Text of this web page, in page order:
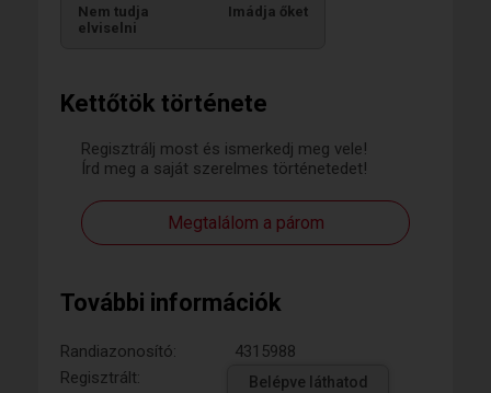
Kettőtök története
Regisztrálj most és ismerkedj meg vele!
Írd meg a saját szerelmes történetedet!
Megtalálom a párom
További információk
Randiazonosító:
4315988
Regisztrált:
Belépve láthatod
Nem tudja
elviselni
Imádja őket